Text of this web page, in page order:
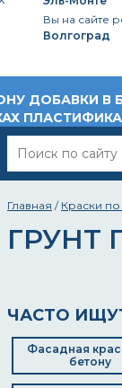
Вы на сайте
Волгоград
ДОБАВКИ В
Главная / Краски
ГРУНТ
ЧАСТО
Фасадная
бетону